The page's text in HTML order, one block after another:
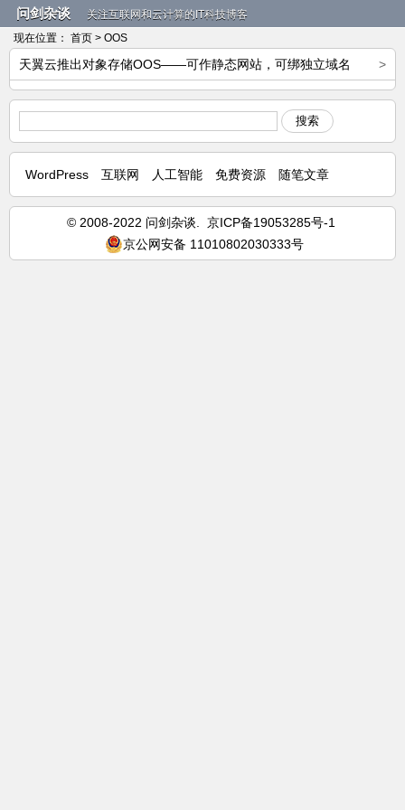
问剑杂谈
关注互联网和云计算的IT科技博客
现在位置： 首页 > OOS
>
天翼云推出对象存储OOS——可作静态网站，可绑独立域名
搜索
WordPress 互联网 人工智能 免费资源 随笔文章
© 2008-2022 问剑杂谈. 京ICP备19053285号-1
京公网安备 11010802030333号